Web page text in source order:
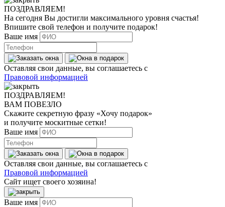
ПОЗДРАВЛЯЕМ!
На сегодня Вы достигли максимального уровня счастья!
Впишите свой телефон и получите подарок!
Ваше имя
Оставляя свои данные, вы соглашаетесь с
Правовой информацией
ПОЗДРАВЛЯЕМ!
ВАМ ПОВЕЗЛО
Скажите секретную фразу «Хочу подарок»
и получите москитные сетки!
Ваше имя
Оставляя свои данные, вы соглашаетесь с
Правовой информацией
Сайт ищет своего хозяина!
Ваше имя